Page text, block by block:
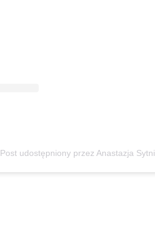
Post udostępniony przez Anastazja